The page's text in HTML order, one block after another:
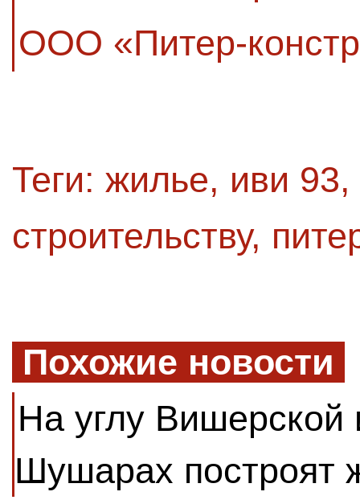
ООО «Питер-
Теги: жилье, иви 93,
строительству,
Похожие новости
На углу Вишерской
Шушарах построят